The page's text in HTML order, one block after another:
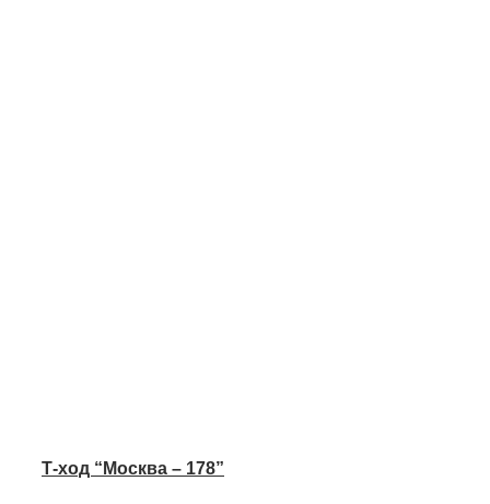
Т-ход “Москва – 178”